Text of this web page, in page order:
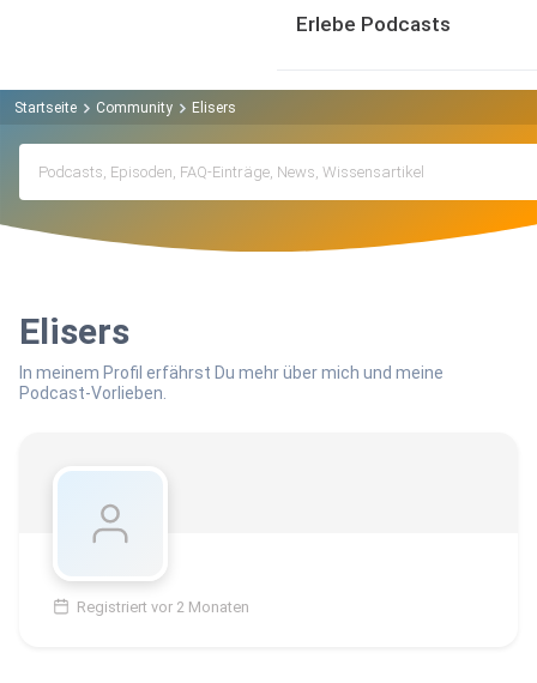
Erlebe Podcasts
Startseite Community Elisers
Elisers
In meinem Profil erfährst Du mehr über mich und meine
Podcast-Vorlieben.
Registriert vor 2 Monaten